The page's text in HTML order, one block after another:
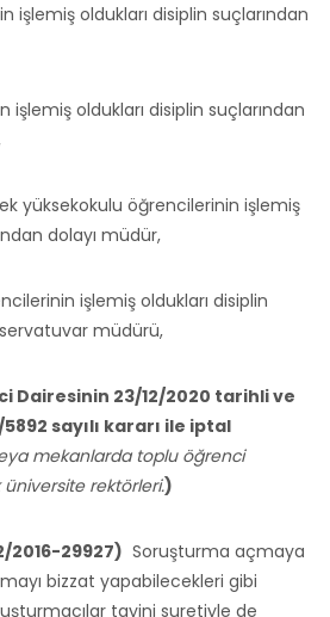
işlemiş oldukları disiplin suçlarından
oldukları disiplin suçlarından
yüksekokulu öğrencilerinin işlemiş
dolayı müdür,
işlemiş oldukları disiplin
müdürü,
Dairesinin 23/12/2020 tarihli ve
sayılı kararı ile iptal
mekanlarda toplu öğrenci
rektörleri.)
2016-29927) Soruşturma açmaya
bizzat yapabilecekleri gibi
tayini suretiyle de